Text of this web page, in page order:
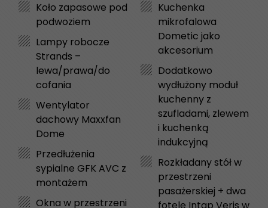
Koło zapasowe pod
podwoziem
Lampy robocze
Strands –
lewa/prawa/do
cofania
Wentylator
dachowy Maxxfan
Dome
Przedłużenia
sypialne GFK AVC z
montażem
Okna w przestrzeni
Kuchenka
mikrofalowa
Dometic jako
akcesorium
Dodatkowo
wydłużony moduł
kuchenny z
szufladami, zlewem
i kuchenką
indukcyjną
Rozkładany stół w
przestrzeni
pasażerskiej + dwa